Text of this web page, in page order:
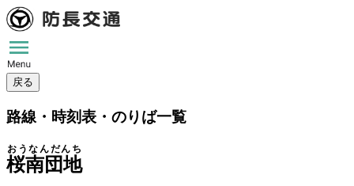
戻る
路線・時刻表・のりば一覧
桜南団地
おうなんだんち